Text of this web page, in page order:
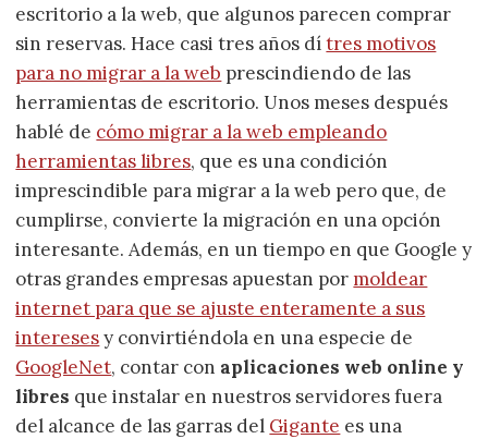
escritorio a la web, que algunos parecen comprar
sin reservas. Hace casi tres años dítres motivos
para no migrar a la web prescindiendo de las
herramientas de escritorio. Unos meses después
hablé de cómo migrar a la web empleando
herramientas libres, que es una condición
imprescindible para migrar a la web pero que, de
cumplirse, convierte la migración en una opción
interesante. Además, en un tiempo en que Google y
otras grandes empresas apuestan pormoldear
internet para que se ajuste enteramente a sus
interesesy convirtiéndola en una especie de
GoogleNet, contar con aplicaciones web online y
libres que instalar en nuestros servidores fuera
del alcance de las garras del Gigante es una